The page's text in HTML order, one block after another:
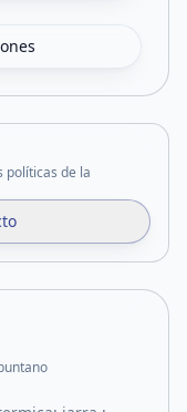
políticas de la